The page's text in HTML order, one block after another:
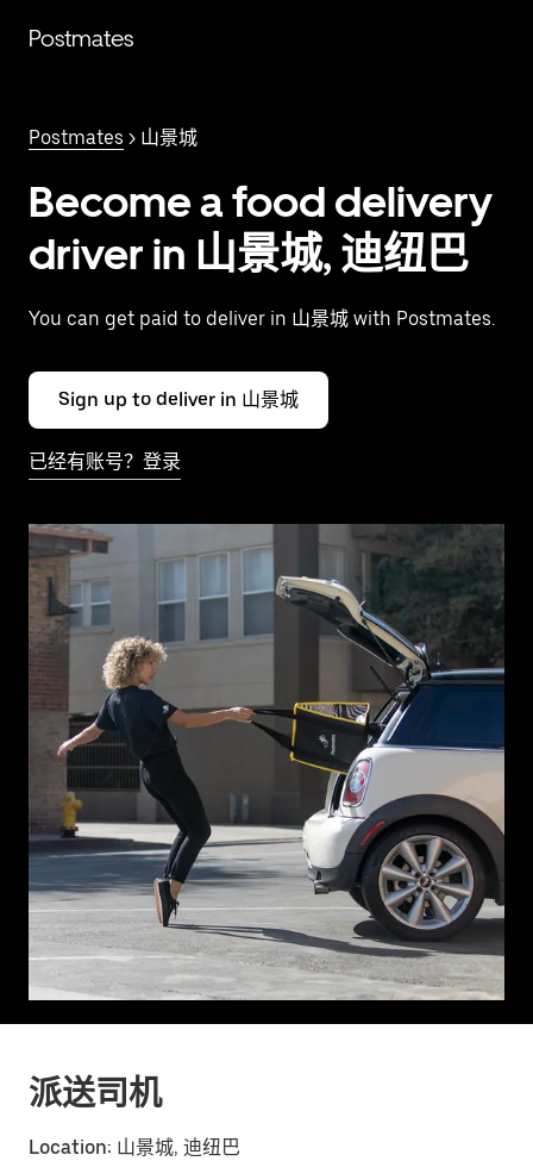
Postmates
Postmates > 山景城
Become a food delivery
driver in 山景城, 迪纽巴
You can get paid to deliver in 山景城 with Postmates.
Sign up to deliver in 山景城
已经有账号？登录
派送司机
Location: 山景城, 迪纽巴